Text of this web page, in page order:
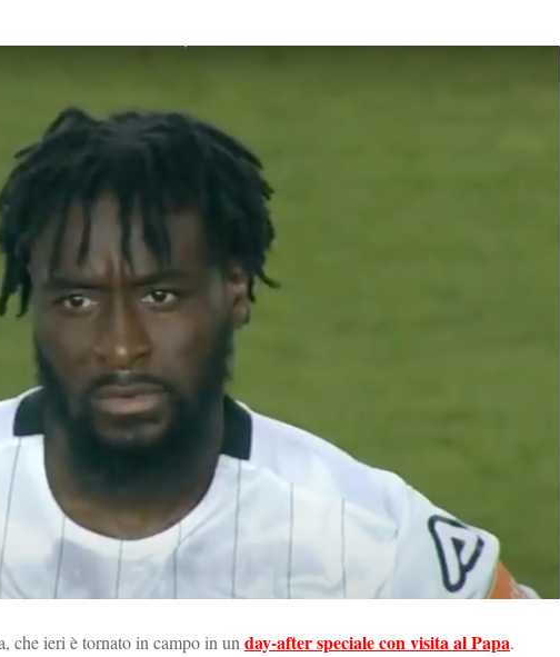
che ieri è tornato in campo in unday-after speciale con visita al Papa.